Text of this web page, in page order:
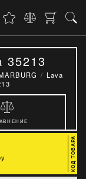
35213
Lava